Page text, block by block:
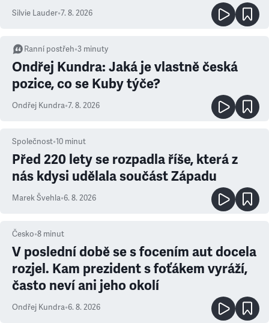
Silvie Lauder•7. 8. 2026
Ranní postřeh•3 minuty
Ondřej Kundra: Jaká je vlastně česká
pozice, co se Kuby týče?
Ondřej Kundra•7. 8. 2026
Společnost•10 minut
Před 220 lety se rozpadla říše, která z
nás kdysi udělala součást Západu
Marek Švehla•6. 8. 2026
Česko•8 minut
V poslední době se s focením aut docela
rozjel. Kam prezident s foťákem vyráží,
často neví ani jeho okolí
Ondřej Kundra•6. 8. 2026